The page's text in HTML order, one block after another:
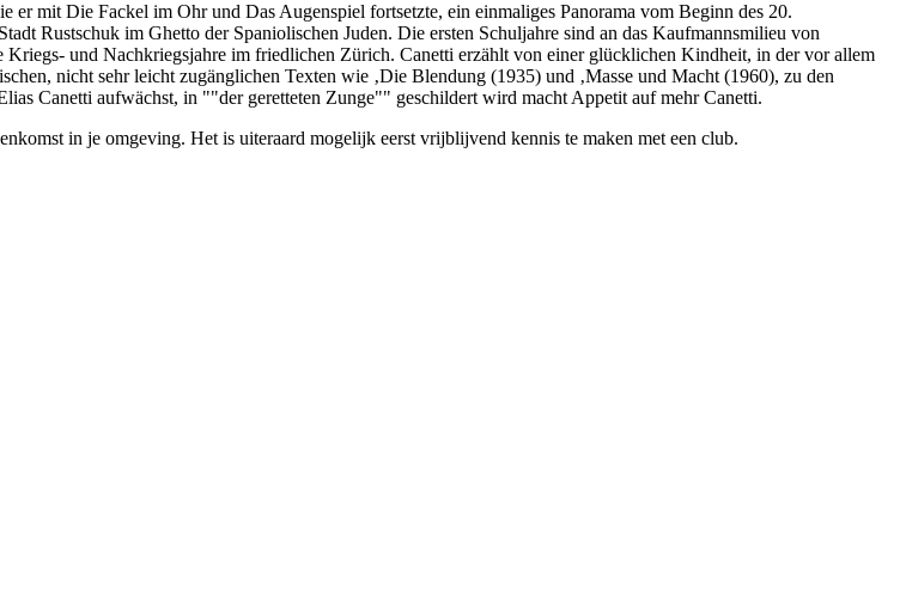
mit Die Fackel im Ohr und Das Augenspiel fortsetzte, ein einmaliges Panorama vom Beginn des 20.
Rustschuk im Ghetto der Spaniolischen Juden. Die ersten Schuljahre sind an das Kaufmannsmilieu von
und Nachkriegsjahre im friedlichen Zürich. Canetti erzählt von einer glücklichen Kindheit, in der vor allem
nicht sehr leicht zugänglichen Texten wie ‚Die Blendung (1935) und ‚Masse und Macht (1960), zu den
Canetti aufwächst, in ""der geretteten Zunge"" geschildert wird macht Appetit auf mehr Canetti.
in je omgeving. Het is uiteraard mogelijk eerst vrijblijvend kennis te maken met een club.